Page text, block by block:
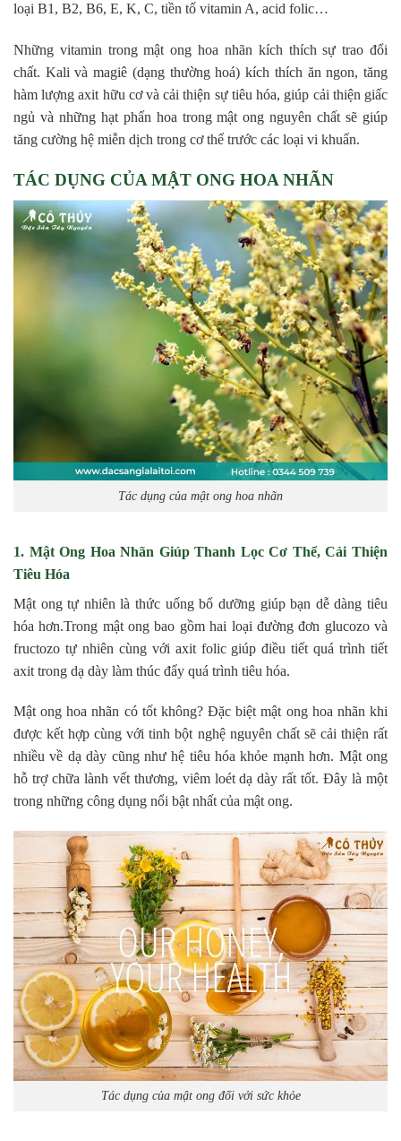
loại B1, B2, B6, E, K, C, tiền tố vitamin A, acid folic…
Những vitamin trong mật ong hoa nhãn kích thích sự trao đổi
chất. Kali và magiê (dạng thường hoá) kích thích ăn ngon, tăng
hàm lượng axit hữu cơ và cải thiện sự tiêu hóa, giúp cải thiện giấc
ngủ và những hạt phấn hoa trong mật ong nguyên chất sẽ giúp
tăng cường hệ miễn dịch trong cơ thể trước các loại vi khuẩn.
TÁC DỤNG CỦA MẬT ONG HOA NHÃN
Tác dụng của mật ong hoa nhãn
1. Mật Ong Hoa Nhãn Giúp Thanh Lọc Cơ Thể, Cải Thiện
Tiêu Hóa
Mật ong tự nhiên là thức uống bổ dưỡng giúp bạn dễ dàng tiêu
hóa hơn.Trong mật ong bao gồm hai loại đường đơn glucozo và
fructozo tự nhiên cùng với axit folic giúp điều tiết quá trình tiết
axit trong dạ dày làm thúc đẩy quá trình tiêu hóa.
Mật ong hoa nhãn có tốt không? Đặc biệt mật ong hoa nhãn khi
được kết hợp cùng với tinh bột nghệ nguyên chất sẽ cải thiện rất
nhiều về dạ dày cũng như hệ tiêu hóa khỏe mạnh hơn. Mật ong
hỗ trợ chữa lành vết thương, viêm loét dạ dày rất tốt. Đây là một
trong những công dụng nổi bật nhất của mật ong.
Tác dụng của mật ong đối với sức khỏe